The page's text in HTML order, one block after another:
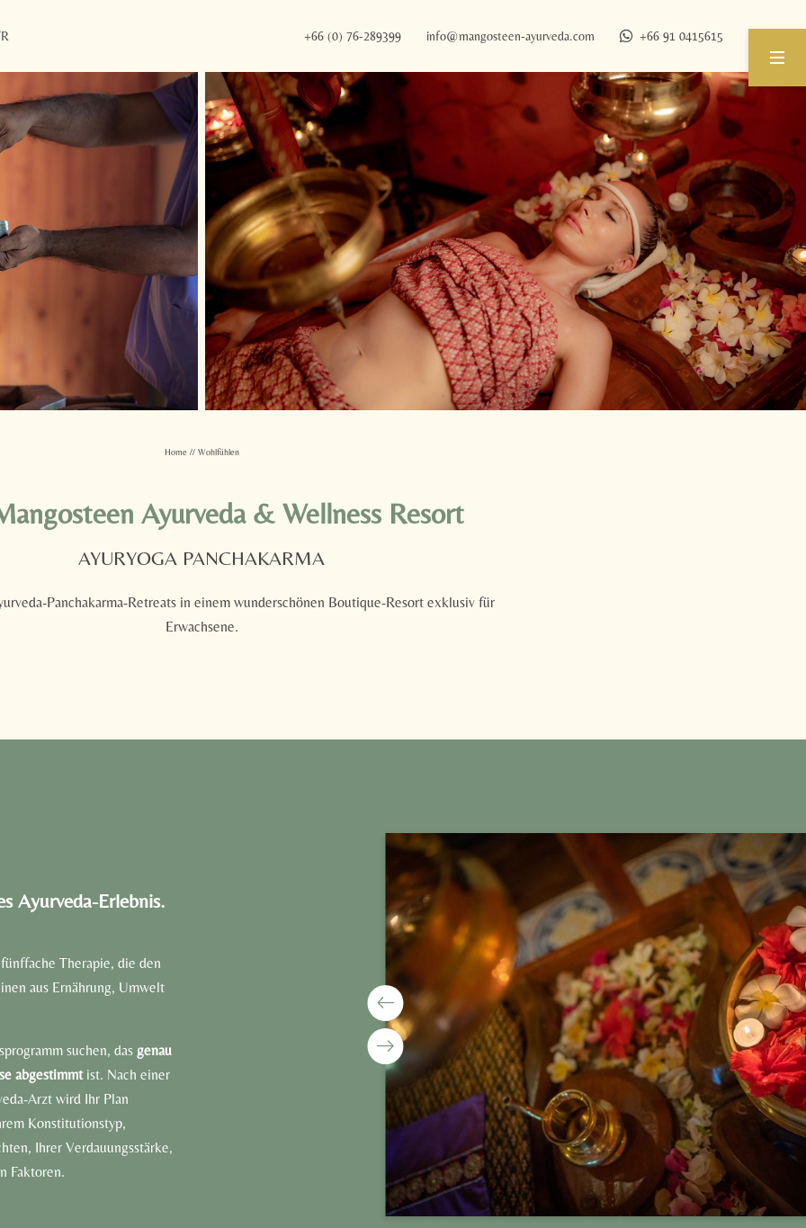
+66 (0) 76-289399 info@mangosteen-ayurveda.com +66 91 0415615
Home // Wohlfühlen
Ayurveda & Wellness Resort
AYURYOGA PANCHAKARMA
Panchakarma-Retreats in einem wunderschönen Boutique-Resort exklusiv für
Erwachsene.
Ayurveda-Erlebnis.
Therapie, die den
aus Ernährung, Umwelt
suchen, das genau
abgestimmtist. Nach einer
Arzt wird Ihr Plan
Konstitutionstyp,
Ihrer Verdauungsstärke,
Faktoren.